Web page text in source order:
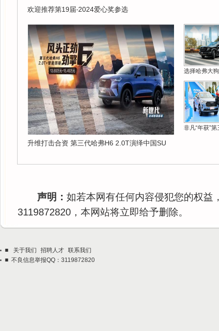
欢迎推荐第19届‧2024爱心奖参选
升维打击合资 第三代哈弗H6 2.0T演绎中国SU
选择哈弗大
非凡“年获”第
声明： 如若本网有任何内容侵犯您的权益
3119872820，本网站将立即给予删除。
■ 关于我们 招聘人才 联系我们
■ 不良信息举报QQ：3119872820